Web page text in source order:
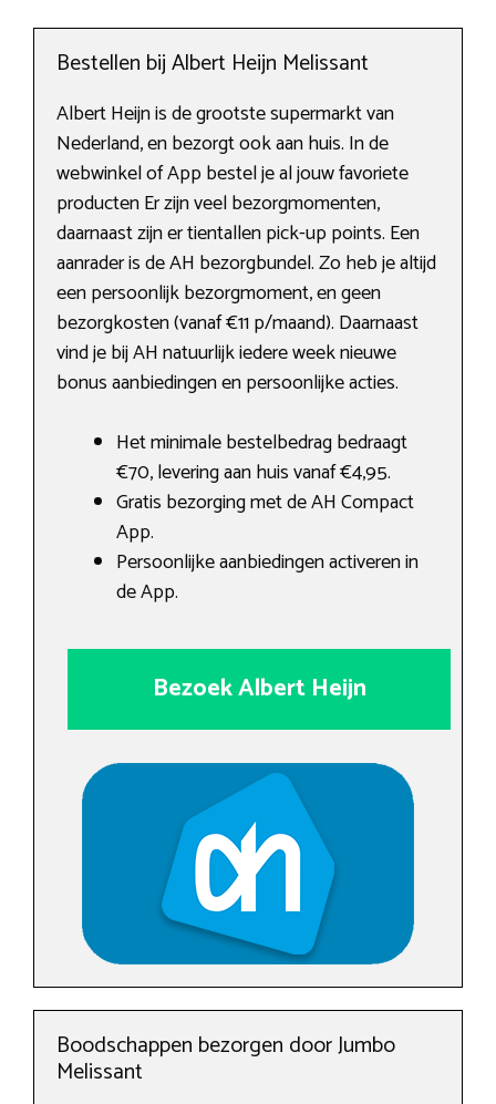
Bestellen bij Albert Heijn Melissant
Albert Heijn is de grootste supermarkt van
Nederland, en bezorgt ook aan huis. In de
webwinkel of App bestel je al jouw favoriete
producten Er zijn veel bezorgmomenten,
daarnaast zijn er tientallen pick-up points. Een
aanrader is de AH bezorgbundel. Zo heb je altijd
een persoonlijk bezorgmoment, en geen
bezorgkosten (vanaf €11 p/maand). Daarnaast
vind je bij AH natuurlijk iedere week nieuwe
bonus aanbiedingen en persoonlijke acties.
Het minimale bestelbedrag bedraagt
€70, levering aan huis vanaf €4,95.
Gratis bezorging met de AH Compact
App.
Persoonlijke aanbiedingen activeren in
de App.
Bezoek Albert Heijn
Boodschappen bezorgen door Jumbo
Melissant